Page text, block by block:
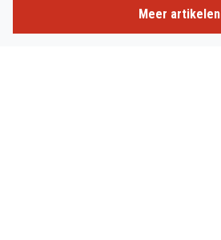
Meer artikelen